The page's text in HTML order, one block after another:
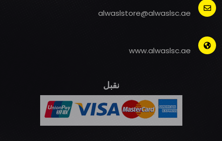
alwaslstore@alwaslsc.ae
www.alwaslsc.ae
نقبل